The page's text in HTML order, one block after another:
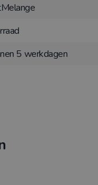
5 werkdagen